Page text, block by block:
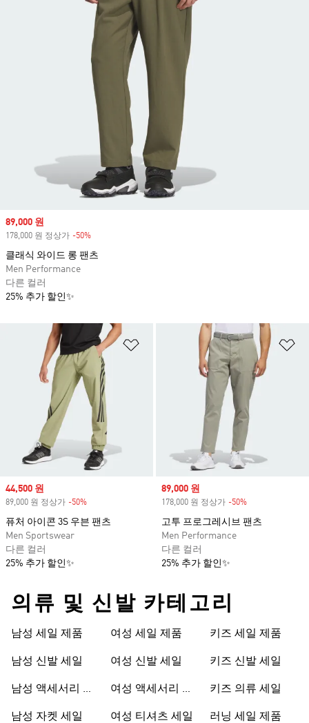
위시리스트 담기
Sale price
44,500 원
89,000 원 정상가 -50%
퓨처 아이콘 3S 우븐 팬츠
Men Sportswear
다른 컬러
25% 추가 할인✨
Sale price
89,000 원
178,000 원 정상가 -50%
고투 프로그레시브 팬츠
Men Performance
다른 컬러
25% 추가 할인✨
Sale price
89,000 원
178,000 원 정상가 -50%
클래식 와이드 롱 팬츠
Men Performance
다른 컬러
25% 추가 할인✨
의류 및 신발 카테고리
남성 세일 제품
남성 신발 세일
남성 액세서리 세
남성 자켓 세일
여성 세일 제품
여성 신발 세일
여성 액세서리 세
여성 티셔츠 세일
키즈 세일 제품
키즈 신발 세일
키즈 의류 세일
러닝 세일 제품